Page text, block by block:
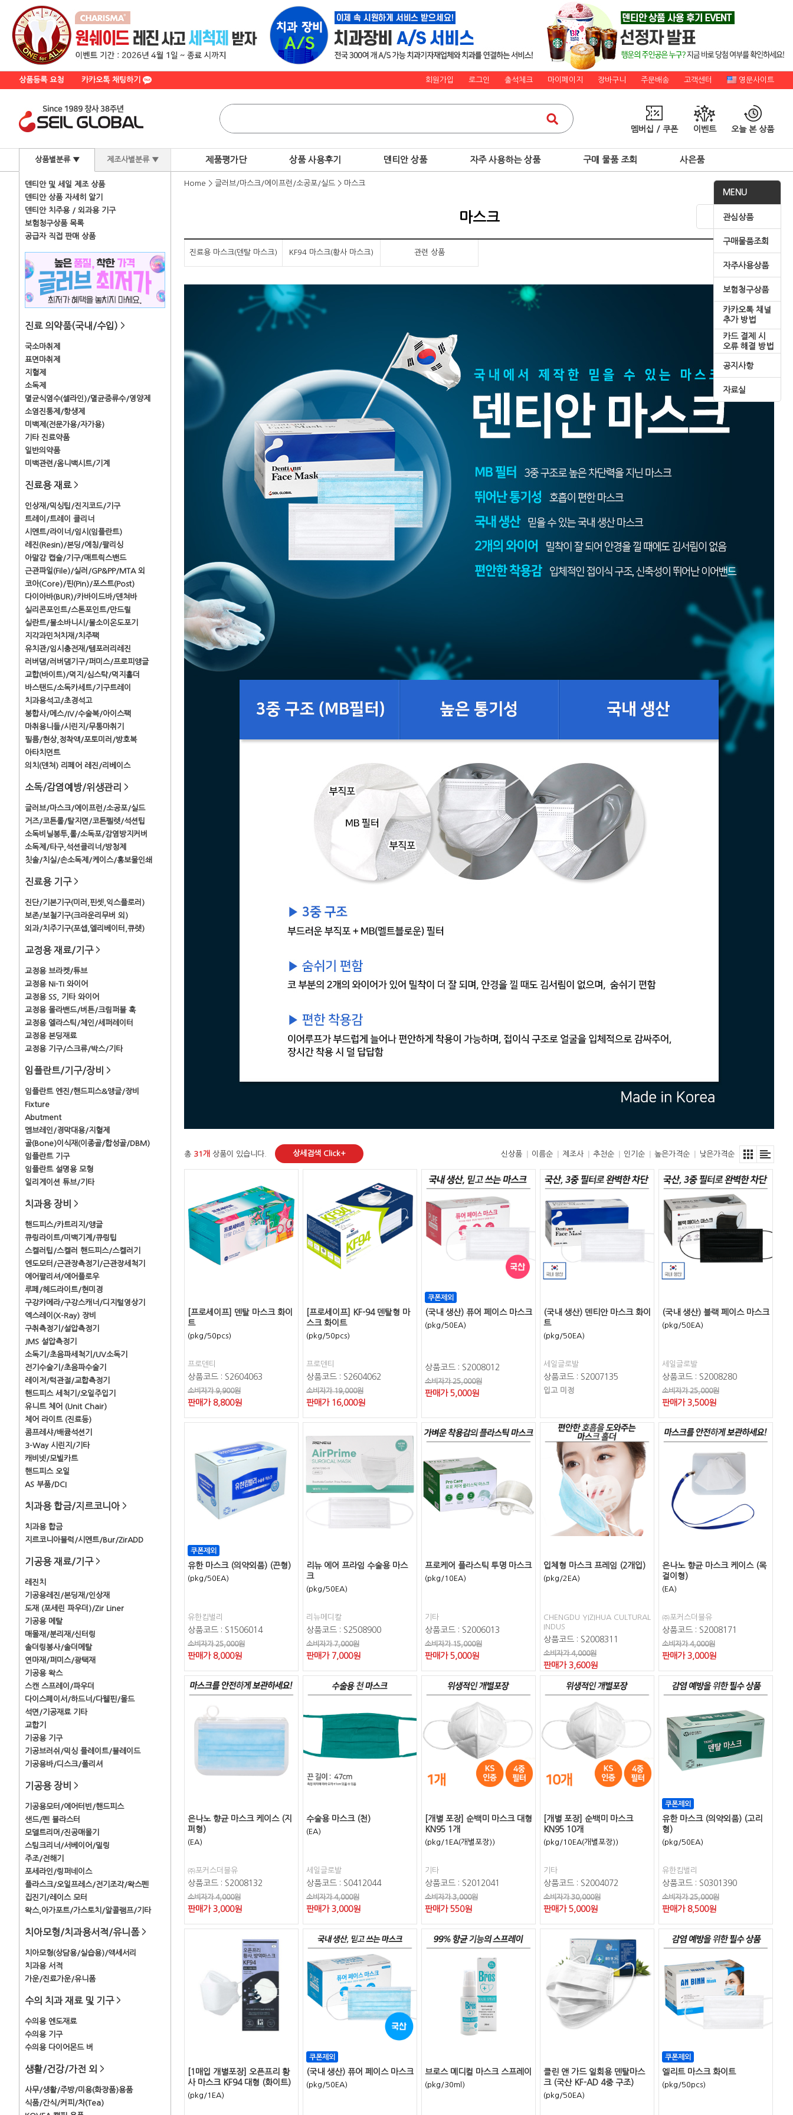
상품등록 요청 카카오톡 채팅하기 회원가입 로그인 출석체크 마이페이지 장바구니 주문배송 고객센터 영문사이트
멤버십 / 쿠폰 이벤트 오늘 본 상품
상품별분류 ▼ 제조사별분류 ▼
덴티안 및 세일 제조 상품
덴티안 상품 자세히 알기
덴티안 치주용 / 외과용 기구
보험청구상품 목록
공급자 직접 판매 상품
진료 의약품(국내/수입) >
국소마취제
표면마취제
지혈제
소독제
멸균식염수(셀라인)/멸균증류수/영양제
소염진통제/항생제
미백제(전문가용/자가용)
기타 진료약품
일반의약품
미백관련/옴니백시트/기계
진료용 재료 >
인상재/믹싱팁/진지코드/기구
트레이/트레이 클리너
시멘트/라이너/임시(임플란트)
레진(Resin)/본딩/에칭/팔리싱
아말감 캡슐/기구/매트릭스밴드
근관파일(File)/실러/GP&PP/MTA 외
코아(Core)/핀(Pin)/포스트(Post)
다이아바(BUR)/카바이드바/덴쳐바
실리콘포인트/스톤포인트/만드릴
실란트/불소바니시/불소이온도포기
지각과민처치재/치주팩
유치관/임시충전재/템포러리레진
러버댐/러버댐기구/퍼미스/프로피앵글
교합(바이트)/먹지/심스탁/먹지홀더
바스탠드/소독카세트/기구트레이
치과용석고/초경석고
봉합사/메스/IV/수술복/아이스팩
마취용니들/시린지/무통마취기
필름/현상,정착액/포토미러/방호복
아타치먼트
의치(덴쳐) 리페어 레진/리베이스
소독/감염예방/위생관리 >
글러브/마스크/에이프런/소공포/실드
거즈/코튼롤/탈지면/코튼펠렛/석션팁
소독비닐봉투,롤/소독포/감염방지커버
소독제/타구,석션클리너/방청제
칫솔/치실/손소독제/케이스/홍보물인쇄
진료용 기구 >
진단/기본기구(미러,핀셋,익스플로러)
보존/보철기구(크라운리무버 외)
외과/치주기구(포셉,엘리베이터,큐렛)
교정용 재료/기구 >
교정용 브라켓/튜브
교정용 Ni-Ti 와이어
교정용 SS, 기타 와이어
교정용 몰라밴드/버튼/크림퍼블 훅
교정용 엘라스틱/체인/세퍼레이터
교정용 본딩재료
교정용 기구/스크류/박스/기타
임플란트/기구/장비 >
임플란트 엔진/핸드피스&앵글/장비
Fixture
Abutment
멤브레인/경막대용/지혈제
골(Bone)이식재(이종골/합성골/DBM)
임플란트 기구
임플란트 설명용 모형
일리게이션 튜브/기타
치과용 장비 >
핸드피스/카트리지/앵글
큐링라이트/미백기계/큐링팁
스켈러팁/스켈러 핸드피스/스켈러기
엔도모터/근관장측정기/근관장세척기
에어팔리셔/에어플로우
루페/헤드라이트/현미경
구강카메라/구강스캐너/디지털영상기
엑스레이(X-Ray) 장비
구취측정기/설압측정기
JMS 설압측정기
소독기/초음파세척기/UV소독기
전기수술기/초음파수술기
레이저/턱관절/교합측정기
핸드피스 세척기/오일주입기
유니트 체어 (Unit Chair)
체어 라이트 (진료등)
콤프레샤/배큠석션기
3-Way 시린지/기타
캐비넷/모빌카트
핸드피스 오일
AS 부품/DCI
치과용 합금/지르코니아 >
치과용 합금
지르코니아블럭/시멘트/Bur/ZirADD
기공용 재료/기구 >
레진치
기공용레진/본딩재/인상재
도재 (포세린 파우더)/Zir Liner
기공용 메탈
매몰재/분리재/신터링
솔더링봉사/솔더메탈
연마재/퍼미스/광택재
기공용 왁스
스캔 스프레이/파우더
다이스페이서/하드너/다웰핀/몰드
석면/기공재료 기타
교합기
기공용 기구
기공브러쉬/믹싱 플레이트/블레이드
기공용바/디스크/폴리셔
기공용 장비 >
기공용모터/에어터빈/핸드피스
샌드/펜 블라스터
모델트리머/진공매몰기
스팀크리너/서베이어/밀링
주조/전해기
포세라인/링퍼네이스
플라스크/오일프레스/전기조각/왁스펜
집진기/레이스 모터
왁스,아가포트/가스토치/알콜램프/기타
치아모형/치과용서적/유니폼 >
치아모형(상담용/실습용)/액세서리
치과용 서적
가운/진료가운/유니폼
수의 치과 재료 및 기구 >
수의용 엔도재료
수의용 기구
수의용 다이어몬드 버
생활/건강/가전 외 >
사무/생활/주방/미용(화장품)용품
식품/간식/커피/차(Tea)
제품평가단 상품 사용후기 덴티안 상품 자주 사용하는 상품 구매 물품 조회 사은품
MENU
관심상품
구매물품조회
자주사용상품
보험청구상품
카카오톡 채널
추가 방법
카드 결제 시
오류 해결 방법
공지사항
자료실
Home > 글러브/마스크/에이프런/소공포/실드 > 마스크
마스크
진료용 마스크(덴탈 마스크) KF94 마스크(황사 마스크) 관련 상품
총 31개 상품이 있습니다. 상세검색 Click+ 신상품 이름순 제조사 추천순 인기순 높은가격순 낮은가격순
[프로세이프] 덴탈 마스크 화이
트
(pkg/50pcs)
프로덴티
상품코드 : S2604063
소비자가 9,900원
판매가 8,800원
[프로세이프] KF-94 덴탈형 마
스크 화이트
(pkg/50pcs)
프로덴티
상품코드 : S2604062
소비자가 19,000원
판매가 16,000원
(국내 생산) 퓨어 페이스 마스크
(pkg/50EA)
상품코드 : S2008012
소비자가 25,000원
판매가 5,000원
(국내 생산) 덴티안 마스크 화이
트
(pkg/50EA)
세일글로발
상품코드 : S2007135
입고 미정
(국내 생산) 블랙 페이스 마스크
(pkg/50EA)
세일글로발
상품코드 : S2008280
소비자가 25,000원
판매가 3,500원
유한 마스크 (의약외품) (끈형)
(pkg/50EA)
유한킴벌리
상품코드 : S1506014
소비자가 25,000원
판매가 8,000원
리뉴 에어 프라임 수술용 마스
크
(pkg/50EA)
리뉴메디칼
상품코드 : S2508900
소비자가 7,000원
판매가 7,000원
프로케어 플라스틱 투명 마스크
(pkg/10EA)
기타
상품코드 : S2006013
소비자가 15,000원
판매가 5,000원
입체형 마스크 프레임 (2개입)
(pkg/2EA)
CHENGDU YIZIHUA CULTURAL
INDUS
상품코드 : S2008311
소비자가 4,000원
판매가 3,600원
은나노 향균 마스크 케이스 (목
걸이형)
(EA)
㈜포커스더블유
상품코드 : S2008171
소비자가 4,000원
판매가 3,000원
은나노 향균 마스크 케이스 (지
퍼형)
(EA)
㈜포커스더블유
상품코드 : S2008132
소비자가 4,000원
판매가 3,000원
수술용 마스크 (천)
(EA)
세일글로발
상품코드 : S0412044
소비자가 4,000원
판매가 3,000원
[개별 포장] 순백미 마스크 대형
KN95 1개
(pkg/1EA(개별포장))
기타
상품코드 : S2012041
소비자가 3,000원
판매가 550원
[개별 포장] 순백미 마스크
KN95 10개
(pkg/10EA(개별포장))
기타
상품코드 : S2004072
소비자가 30,000원
판매가 5,000원
유한 마스크 (의약외품) (고리
형)
(pkg/50EA)
유한킴벌리
상품코드 : S0301390
소비자가 25,000원
판매가 8,500원
[1매입 개별포장] 오픈프리 황
사 마스크 KF94 대형 (화이트)
(pkg/1EA)
(국내 생산) 퓨어 페이스 마스크
(pkg/50EA)
브로스 메디컬 마스크 스프레이
(pkg/30ml)
클린 앤 가드 일회용 덴탈마스
크 (국산 KF-AD 4중 구조)
(pkg/50EA)
엘리트 마스크 화이트
(pkg/50pcs)